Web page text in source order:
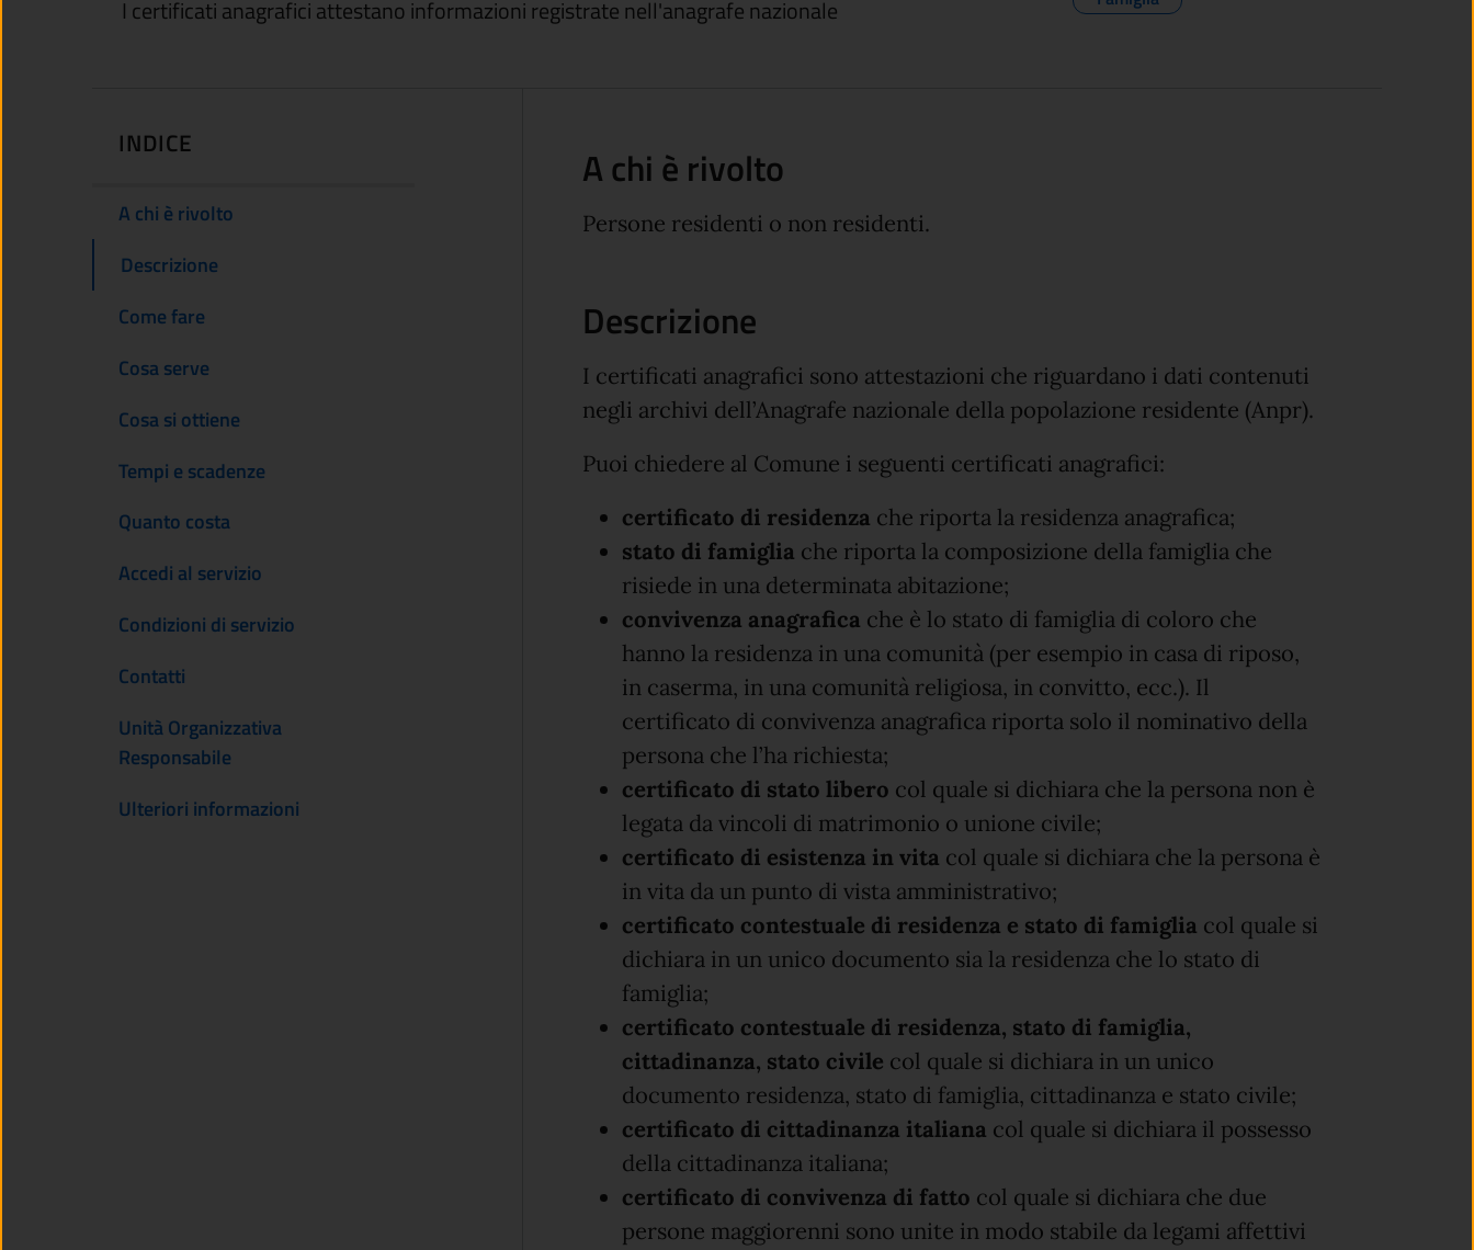
I certificati anagrafici attestano informazioni registrate nell'anagrafe nazionale
INDICE
A chi è rivolto
Descrizione
Come fare
Cosa serve
Cosa si ottiene
Tempi e scadenze
Quanto costa
Accedi al servizio
Condizioni di servizio
Contatti
Unità Organizzativa
Responsabile
Ulteriori informazioni
A chi è rivolto
Persone residenti o non residenti.
Descrizione
I certificati anagrafici sono attestazioni che riguardano i dati contenuti
negli archivi dell’Anagrafe nazionale della popolazione residente (Anpr).
Puoi chiedere al Comune i seguenti certificati anagrafici:
certificato di residenza che riporta la residenza anagrafica;
stato di famiglia che riporta la composizione della famiglia che
risiede in una determinata abitazione;
convivenza anagrafica che è lo stato di famiglia di coloro che
hanno la residenza in una comunità (per esempio in casa di riposo,
in caserma, in una comunità religiosa, in convitto, ecc.). Il
certificato di convivenza anagrafica riporta solo il nominativo della
persona che l’ha richiesta;
certificato di stato libero col quale si dichiara che la persona non è
legata da vincoli di matrimonio o unione civile;
certificato di esistenza in vita col quale si dichiara che la persona è
in vita da un punto di vista amministrativo;
certificato contestuale di residenza e stato di famiglia col quale si
dichiara in un unico documento sia la residenza che lo stato di
famiglia;
certificato contestuale di residenza, stato di famiglia,
cittadinanza, stato civile col quale si dichiara in un unico
documento residenza, stato di famiglia, cittadinanza e stato civile;
certificato di cittadinanza italiana col quale si dichiara il possesso
della cittadinanza italiana;
certificato di convivenza di fatto col quale si dichiara che due
persone maggiorenni sono unite in modo stabile da legami affettivi